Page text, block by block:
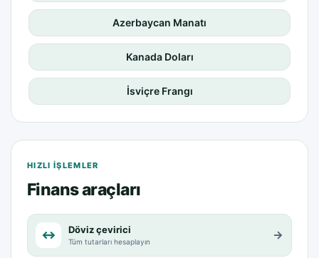
Azerbaycan Manatı
Kanada Doları
İsviçre Frangı
HIZLI IŞLEMLER
Finans araçları
↔ Döviz çevirici
Tüm tutarları hesaplayın →